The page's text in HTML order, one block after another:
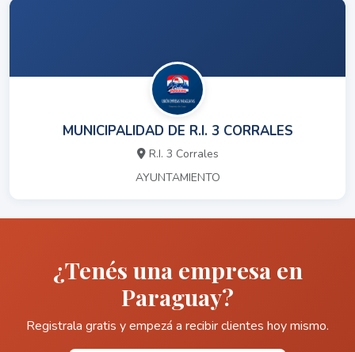
MUNICIPALIDAD DE R.I. 3 CORRALES
R.I. 3 Corrales
AYUNTAMIENTO
¿Tenés una empresa en
Paraguay?
Registrala gratis y empezá a recibir clientes hoy mismo.